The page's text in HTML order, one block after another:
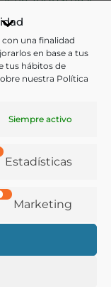
una finalidad
en base a tus
tus hábitos de
nuestra Política
Siempre activo
Estadísticas
Marketing
,Sociedades